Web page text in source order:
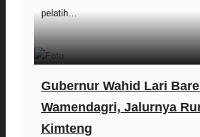
pelatih…
Gubernur Wahid Lari
Wamendagri, Jalurnya
Kimteng